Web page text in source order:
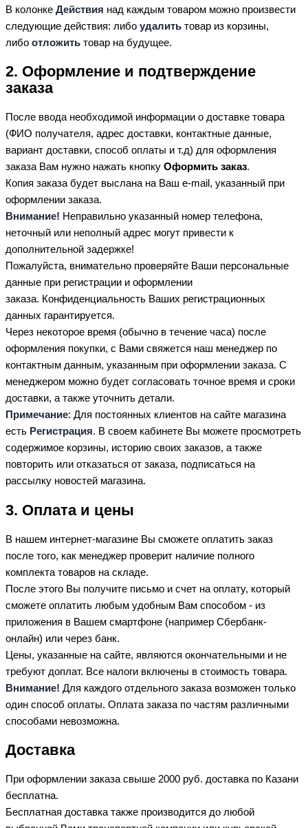
В колонке Действия над каждым товаром можно произвести
следующие действия: либо удалить товар из корзины,
либо отложить товар на будущее.
2. Оформление и подтверждение
заказа
После ввода необходимой информации о доставке товара
(ФИО получателя, адрес доставки, контактные данные,
вариант доставки, способ оплаты и т.д) для оформления
заказа Вам нужно нажать кнопку Оформить заказ.
Копия заказа будет выслана на Ваш e-mail, указанный при
оформлении заказа.
Внимание! Неправильно указанный номер телефона,
неточный или неполный адрес могут привести к
дополнительной задержке!
Пожалуйста, внимательно проверяйте Ваши персональные
данные при регистрации и оформлении
заказа. Конфиденциальность Ваших регистрационных
данных гарантируется.
Через некоторое время (обычно в течение часа) после
оформления покупки, с Вами свяжется наш менеджер по
контактным данным, указанным при оформлении заказа. С
менеджером можно будет согласовать точное время и сроки
доставки, а также уточнить детали.
Примечание: Для постоянных клиентов на сайте магазина
есть Регистрация. В своем кабинете Вы можете просмотреть
содержимое корзины, историю своих заказов, а также
повторить или отказаться от заказа, подписаться на
рассылку новостей магазина.
3. Оплата и цены
В нашем интернет-магазине Вы сможете оплатить заказ
после того, как менеджер проверит наличие полного
комплекта товаров на складе.
После этого Вы получите письмо и счет на оплату, который
сможете оплатить любым удобным Вам способом - из
приложения в Вашем смартфоне (например Сбербанк-
онлайн) или через банк.
Цены, указанные на сайте, являются окончательными и не
требуют доплат. Все налоги включены в стоимость товара.
Внимание! Для каждого отдельного заказа возможен только
один способ оплаты. Оплата заказа по частям различными
способами невозможна.
Доставка
При оформлении заказа свыше 2000 руб. доставка по Казани
бесплатна.
Бесплатная доставка также производится до любой